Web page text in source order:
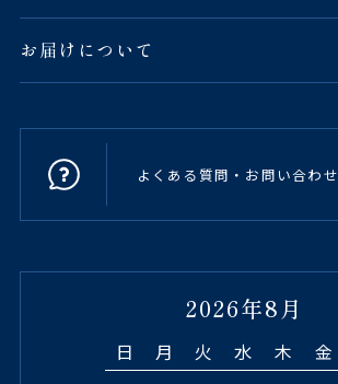
お届けについて
よくある質問・お問い合わせ
2026年8月
日 月 火 水 木 金